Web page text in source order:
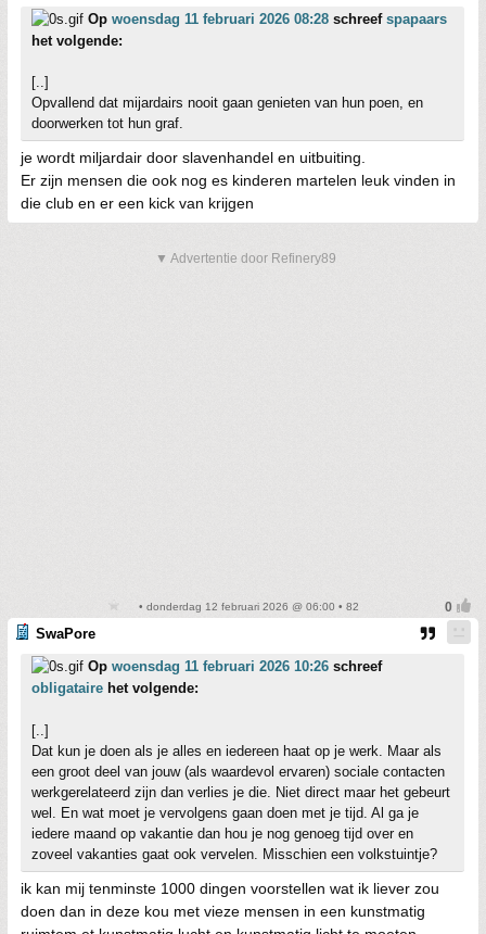
Op woensdag 11 februari 2026 08:28 schreef spapaars
het volgende:
[..]
Opvallend dat mijardairs nooit gaan genieten van hun poen, en
doorwerken tot hun graf.
je wordt miljardair door slavenhandel en uitbuiting.
Er zijn mensen die ook nog es kinderen martelen leuk vinden in
die club en er een kick van krijgen
▼ Advertentie door Refinery89
• donderdag 12 februari 2026 @ 06:00 • 82
SwaPore
Op woensdag 11 februari 2026 10:26 schreef
obligataire het volgende:
[..]
Dat kun je doen als je alles en iedereen haat op je werk. Maar als
een groot deel van jouw (als waardevol ervaren) sociale contacten
werkgerelateerd zijn dan verlies je die. Niet direct maar het gebeurt
wel. En wat moet je vervolgens gaan doen met je tijd. Al ga je
iedere maand op vakantie dan hou je nog genoeg tijd over en
zoveel vakanties gaat ook vervelen. Misschien een volkstuintje?
ik kan mij tenminste 1000 dingen voorstellen wat ik liever zou
doen dan in deze kou met vieze mensen in een kunstmatig